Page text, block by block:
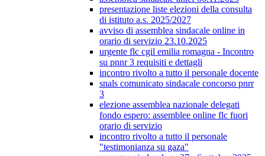
presentazione liste elezioni della consulta
di istituto a.s. 2025/2027
avviso di assemblea sindacale online in
orario di servizio 23.10.2025
urgente flc cgil emilia romagna - Incontro
su pnnr 3 requisiti e dettagli
incontro rivolto a tutto il personale docente
snals comunicato sindacale concorso pnrr
3
elezione assemblea nazionale delegati
fondo espero: assemblee online flc fuori
orario di servizio
incontro rivolto a tutto il personale
"testimonianza su gaza"